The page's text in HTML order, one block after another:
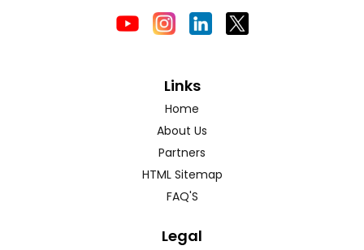
Links
Home
About Us
Partners
HTML Sitemap
FAQ'S
Legal